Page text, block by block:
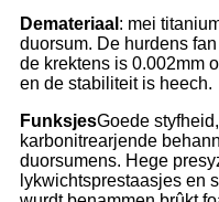
Demateriaal : mei
duorsum. De hurdens
de krektens is 0.002mm
en de stabiliteit is heech.
FunksjesGoede
karbonitrearjende
duorsumens. Hege
lykwichtsprestaasjes en